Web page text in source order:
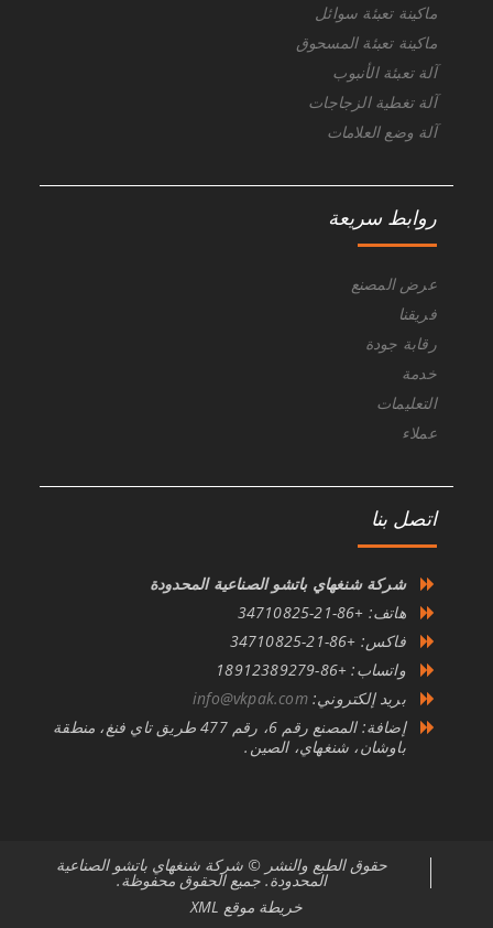
ماكينة تعبئة سوائل
ماكينة تعبئة المسحوق
آلة تعبئة الأنبوب
آلة تغطية الزجاجات
آلة وضع العلامات
روابط سريعة
عرض المصنع
فريقنا
رقابة جودة
خدمة
التعليمات
عملاء
اتصل بنا
شركة شنغهاي باتشو الصناعية المحدودة
هاتف: +86-21-34710825
فاكس: +86-21-34710825
واتساب: +86-18912389279
بريد إلكتروني:info@vkpak.com
إضافة: المصنع رقم 6، رقم 477 طريق تاي فنغ، منطقة
باوشان، شنغهاي، الصين.
حقوق الطبع والنشر © شركة شنغهاي باتشو الصناعية
المحدودة. جميع الحقوق محفوظة.
خريطة موقع XML